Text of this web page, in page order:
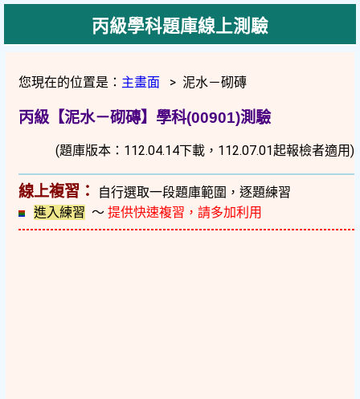
丙級學科題庫線上測驗
您現在的位置是： 主畫面 > 泥水－砌磚
丙級【泥水－砌磚】學科(00901)測驗
(題庫版本：112.04.14下載，112.07.01起報檢者適用)
線上複習：
自行選取一段題庫範圍，逐題練習
進入練習 ～ 提供快速複習，請多加利用